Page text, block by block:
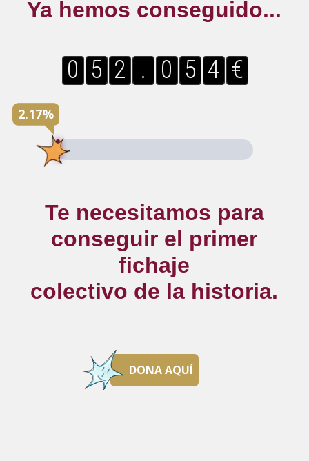
Ya hemos conseguido...
0
0
0
0 5
4
5 2
1
2 .
9
. 0
0
0
0 5
4
5 4
3
4 €
.
€
2.17%
Te necesitamos para
conseguir el primer
fichaje
colectivo de la historia.
DONA AQUÍ